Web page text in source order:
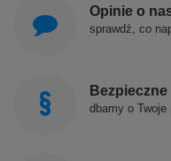
Opinie o
sprawdź, co
dbamy o Twoje